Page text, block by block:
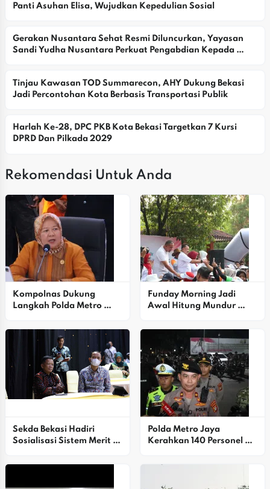
Panti Asuhan Elisa, Wujudkan Kepedulian Sosial
Gerakan Nusantara Sehat Resmi Diluncurkan, Yayasan
Sandi Yudha Nusantara Perkuat Pengabdian Kepada
Tinjau Kawasan TOD Summarecon, AHY Dukung Bekasi
Jadi Percontohan Kota Berbasis Transportasi Publik
Harlah Ke-28, DPC PKB Kota Bekasi Targetkan 7 Kursi
DPRD Dan Pilkada 2029
Rekomendasi Untuk Anda
Kompolnas Dukung
Langkah Polda Metro
Jalanan Di Jakarta
Funday Morning Jadi
Awal Hitung Mundur
2026, Bekasi Siap Sambut
Ajang Bergengsi
Sekda Bekasi Hadiri
Sosialisasi Sistem Merit
PANRB
Polda Metro Jaya
Kerahkan 140 Personel
Kejahatan Jalanan Di